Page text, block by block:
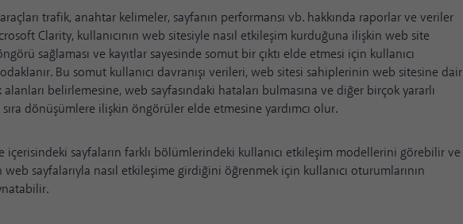
trafik, anahtar kelimeler, sayfanın performansı vb. hakkında raporlar ve veriler
Clarity, kullanıcının web sitesiyle nasıl etkileşim kurduğuna ilişkin web site
sağlaması ve kayıtlar sayesinde somut bir çıktı elde etmesi için kullanıcı
Bu somut kullanıcı davranışı verileri, web sitesi sahiplerinin web sitesine dair
belirlemesine, web sayfasındaki hataları bulmasına ve diğer birçok yararlı
dönüşümlere ilişkin öngörüler elde etmesine yardımcı olur.
içerisindeki sayfaların farklı bölümlerindeki kullanıcı etkileşim modellerini görebilir ve
web sayfalarıyla nasıl etkileşime girdiğini öğrenmek için kullanıcı oturumlarının